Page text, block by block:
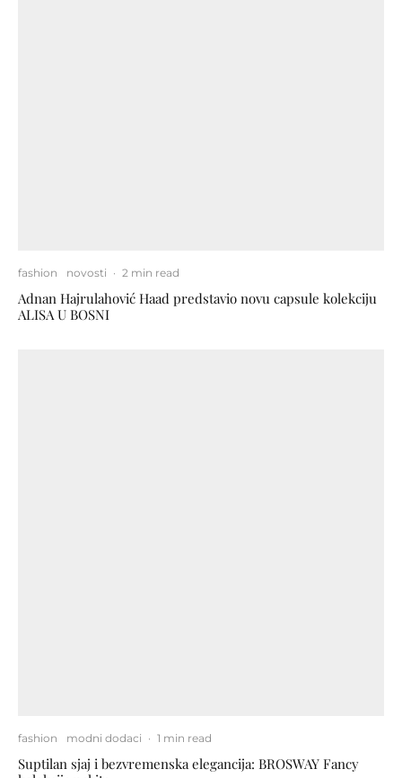
fashion novosti · 2 min read
Adnan Hajrulahović Haad predstavio novu capsule kolekciju
ALISA U BOSNI
fashion modni dodaci · 1 min read
Suptilan sjaj i bezvremenska elegancija: BROSWAY Fancy